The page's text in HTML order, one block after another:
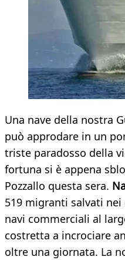
Una nave della nostra
può approdare in un
triste paradosso della
fortuna si è appena
Pozzallo questa sera. N
519 migranti salvati
navi commerciali al
costretta a incrociare
oltre una giornata. La